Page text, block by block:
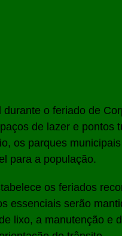
o feriado de
de lazer e pontos
os parques
para a população.
os feriados
essenciais serão
lixo, a manutenção e